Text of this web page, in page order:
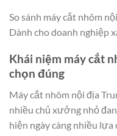
So sánh máy cắt nhôm
Dành cho doanh nghiệp
Khái niệm máy cắt
chọn đúng
Máy cắt nhôm nội địa
nhiều chủ xưởng nhỏ
hiện ngày càng nhiều lựa